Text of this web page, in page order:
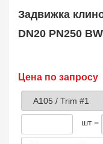
Клапан
Plug Valve
148
Затвор дисковый
Фильтр сетчатый
Strainer
1138
Задвижка
DN20 PN250
Цена по запросу
шт =